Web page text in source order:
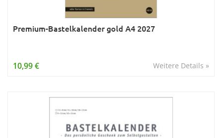
Premium-Bastelkalender gold A4 2027
Weitere Details »
10,99 €